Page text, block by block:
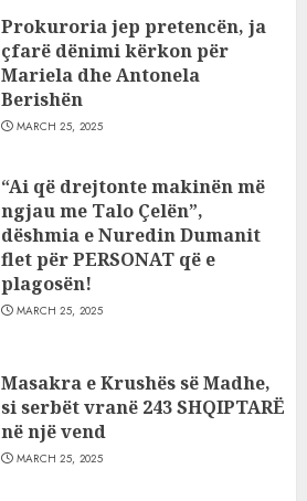
Prokuroria jep pretencën, ja
çfarë dënimi kërkon për
Mariela dhe Antonela
Berishën
MARCH 25, 2025
“Ai që drejtonte makinën më
ngjau me Talo Çelën”,
dëshmia e Nuredin Dumanit
flet për PERSONAT që e
plagosën!
MARCH 25, 2025
Masakra e Krushës së Madhe,
si serbët vranë 243 SHQIPTARË
në një vend
MARCH 25, 2025